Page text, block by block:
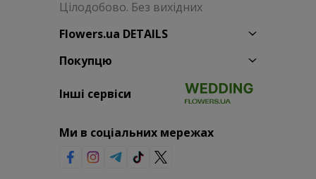
Цілодобово. Без вихідних
Flowers.ua DETAILS
Покупцю
Інші сервіси
Ми в соціальних мережах